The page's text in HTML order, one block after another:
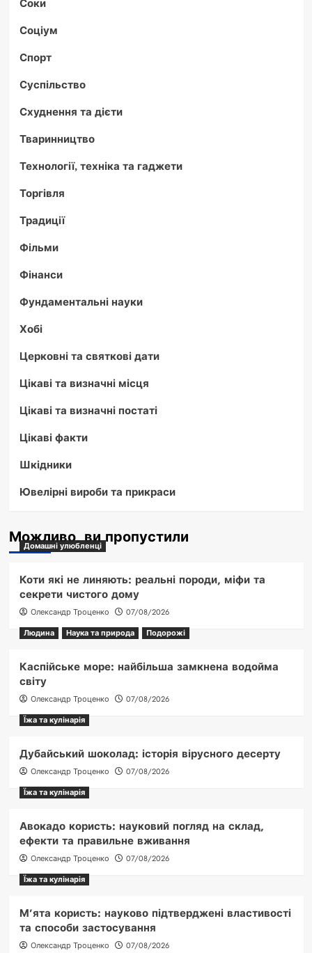
Соки
Соціум
Спорт
Суспільство
Схуднення та дієти
Тваринництво
Технології, техніка та гаджети
Торгівля
Традиції
Фільми
Фінанси
Фундаментальні науки
Хобі
Церковні та святкові дати
Цікаві та визначні місця
Цікаві та визначні постаті
Цікаві факти
Шкідники
Ювелірні вироби та прикраси
Можливо, ви пропустили
Домашні улюбленці
Коти які не линяють: реальні породи, міфи та
секрети чистого дому
Олександр Троценко
07/08/2026
Людина
Наука та природа Подорожі
Каспійське море: найбільша замкнена водойма
світу
Олександр Троценко
07/08/2026
Їжа та кулінарія
Дубайський шоколад: історія вірусного десерту
Олександр Троценко
07/08/2026
Їжа та кулінарія
Авокадо користь: науковий погляд на склад,
ефекти та правильне вживання
Олександр Троценко
07/08/2026
Їжа та кулінарія
М’ята користь: науково підтверджені властивості
та способи застосування
Олександр Троценко 07/08/2026